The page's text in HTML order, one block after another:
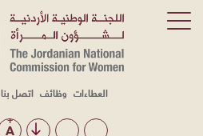
Top
العطاءات وظائف اتصل بنا
+
A